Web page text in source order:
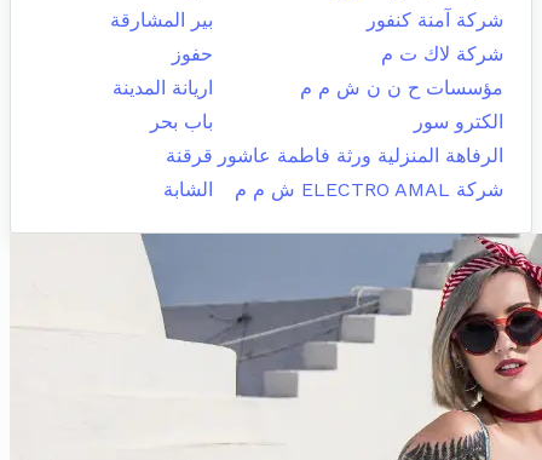
شركة آمنة كنفور
بير المشارقة
شركة لاك ت م
حفوز
مؤسسات ح ن ن ش م م
اريانة المدينة
الكترو سور
باب بحر
الرفاهة المنزلية ورثة فاطمة عاشور قرقنة
شركة ELECTRO AMAL ش م م
الشابة